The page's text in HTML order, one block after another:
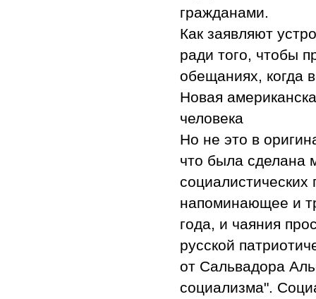
гражданами.
Как заявляют
ради того, чтобы
обещаниях, когда
Новая
человека
Но не это в
что была сделана
напоминающее и
года, и чаяния
русской
от Сальвадора
социализма".